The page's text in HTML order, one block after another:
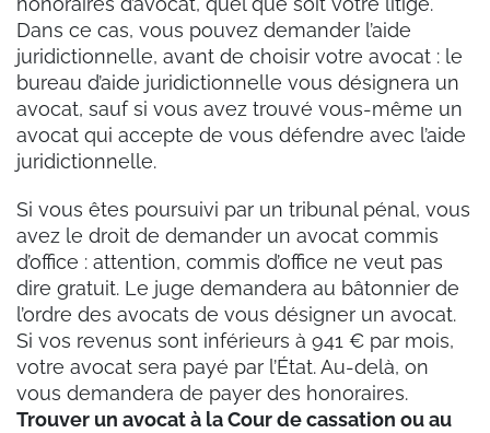
Dans ce cas, vous pouvez demander l’aide
juridictionnelle, avant de choisir votre avocat : le
bureau d’aide juridictionnelle vous désignera un
avocat, sauf si vous avez trouvé vous-même un
avocat qui accepte de vous défendre avec l’aide
juridictionnelle.
Si vous êtes poursuivi par un tribunal pénal, vous
avez le droit de demander un avocat commis
d’office : attention, commis d’office ne veut pas
dire gratuit. Le juge demandera au bâtonnier de
l’ordre des avocats de vous désigner un avocat.
Si vos revenus sont inférieurs à 941 € par mois,
votre avocat sera payé par l’État. Au-delà, on
vous demandera de payer des honoraires.
Trouver un avocat à la Cour de cassation ou au